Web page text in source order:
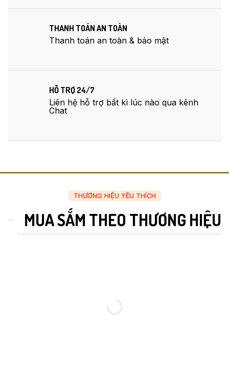
THANH TOÁN AN TOÀN
Thanh toán an toàn & bảo mật
HỖ TRỢ 24/7
Liên hệ hỗ trợ bất kì lúc nào qua kênh
Chat
THƯƠNG HIỆU YÊU THÍCH
MUA SẮM THEO THƯƠNG HIỆU